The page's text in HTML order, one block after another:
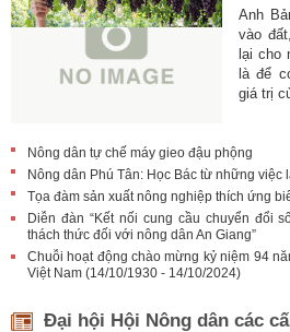
Anh
vào
lại cho
là để
giá trị
Nông dân tự chế máy gieo đậu phộng
Nông dân Phú Tân: Học Bác từ những việc
Tọa đàm sản xuất nông nghiệp thích ứng
Diễn đàn “Kết nối cung cầu chuyển đổi
thách thức đối với nông dân An Giang”
Chuỗi hoạt động chào mừng kỷ niệm 94
Việt Nam (14/10/1930 - 14/10/2024)
Đại hội Hội Nông dân các